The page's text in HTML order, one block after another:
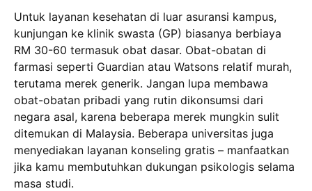
Untuk layanan kesehatan di luar asuransi kampus,
kunjungan ke klinik swasta (GP) biasanya berbiaya
RM 30-60 termasuk obat dasar. Obat-obatan di
farmasi seperti Guardian atau Watsons relatif murah,
terutama merek generik. Jangan lupa membawa
obat-obatan pribadi yang rutin dikonsumsi dari
negara asal, karena beberapa merek mungkin sulit
ditemukan di Malaysia. Beberapa universitas juga
menyediakan layanan konseling gratis – manfaatkan
jika kamu membutuhkan dukungan psikologis selama
masa studi.